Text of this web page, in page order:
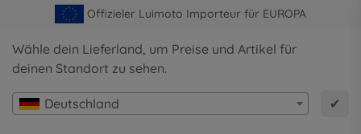
Offizieler Luimoto Importeur für EUROPA
Wähle dein Lieferland, um Preise und Artikel für
deinen Standort zu sehen.
Deutschland ✔